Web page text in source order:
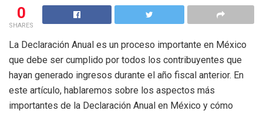
0
SHARES
La Declaración Anual es un proceso importante en México
que debe ser cumplido por todos los contribuyentes que
hayan generado ingresos durante el año fiscal anterior. En
este artículo, hablaremos sobre los aspectos más
importantes de la Declaración Anual en México y cómo